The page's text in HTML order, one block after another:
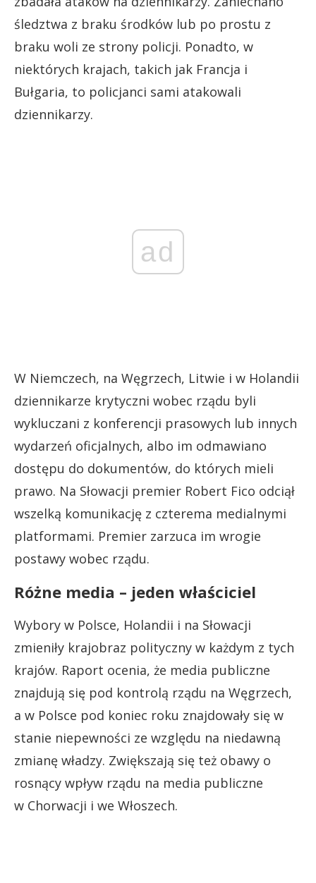
śledztwa z braku środków lub po prostu z
braku woli ze strony policji. Ponadto, w
niektórych krajach, takich jak Francja i
Bułgaria, to policjanci sami atakowali
dziennikarzy.
ad
W Niemczech, na Węgrzech, Litwie i w Holandii
dziennikarze krytyczni wobec rządu byli
wykluczani z konferencji prasowych lub innych
wydarzeń oficjalnych, albo im odmawiano
dostępu do dokumentów, do których mieli
prawo. Na Słowacji premier Robert Fico odciął
wszelką komunikację z czterema medialnymi
platformami. Premier zarzuca im wrogie
postawy wobec rządu.
Różne media – jeden właściciel
Wybory w Polsce, Holandii i na Słowacji
zmieniły krajobraz polityczny w każdym z tych
krajów. Raport ocenia, że media publiczne
znajdują się pod kontrolą rządu na Węgrzech,
a w Polsce pod koniec roku znajdowały się w
stanie niepewności ze względu na niedawną
zmianę władzy. Zwiększają się też obawy o
rosnący wpływ rządu na media publiczne
w Chorwacji i we Włoszech.